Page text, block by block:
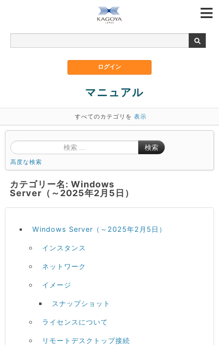
マニュアル
すべてのカテゴリを 表示
検索
高度な検索
カテゴリー名: Windows
Server（～2025年2月5日）
Windows Server（～2025年2月5日）
インスタンス
ネットワーク
イメージ
スナップショット
ライセンスについて
リモートデスクトップ接続